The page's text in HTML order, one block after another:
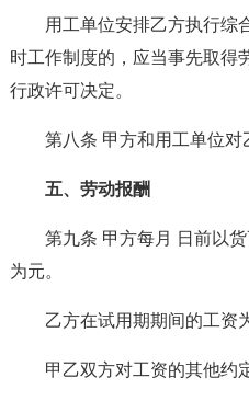
用工单位安排乙方执行综
时工作制度的，应当事先取得
行政许可决定。
第八条 甲方和用工单位
五、劳动报酬
第九条 甲方每月 日前以
为元。
乙方在试用期期间的工资
甲乙双方对工资的其他约